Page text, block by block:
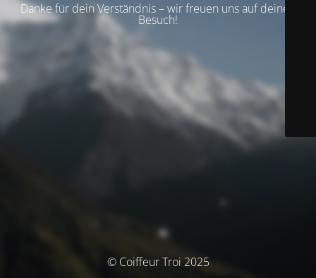
Danke für dein Verständnis – wir freuen uns auf deinen
Besuch!
© Coiffeur Troi 2025